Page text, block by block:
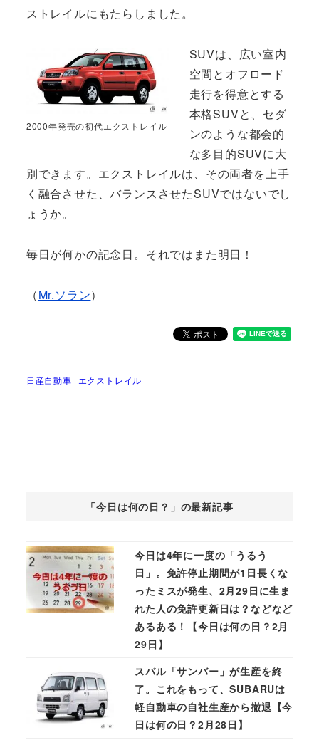
ストレイルにもたらしました。
2000年発売の初代エクストレイル
SUVは、広い室内
空間とオフロード
走行を得意とする
本格SUVと、セダ
ンのような都会的
な多目的SUVに大
別できます。エクストレイルは、その両者を上手
く融合させた、バランスさせたSUVではないでし
ょうか。
毎日が何かの記念日。それではまた明日！
（Mr.ソラン）
日産自動車 エクストレイル
「今日は何の日？」の最新記事
今日は4年に一度の「うるう
日」。免許停止期間が1日長くな
ったミスが発生、2月29日に生ま
れた人の免許更新日は？などなど
あるある！【今日は何の日？2月
29日】
スバル「サンバー」が生産を終
了。これをもって、SUBARUは
軽自動車の自社生産から撤退【今
日は何の日？2月28日】